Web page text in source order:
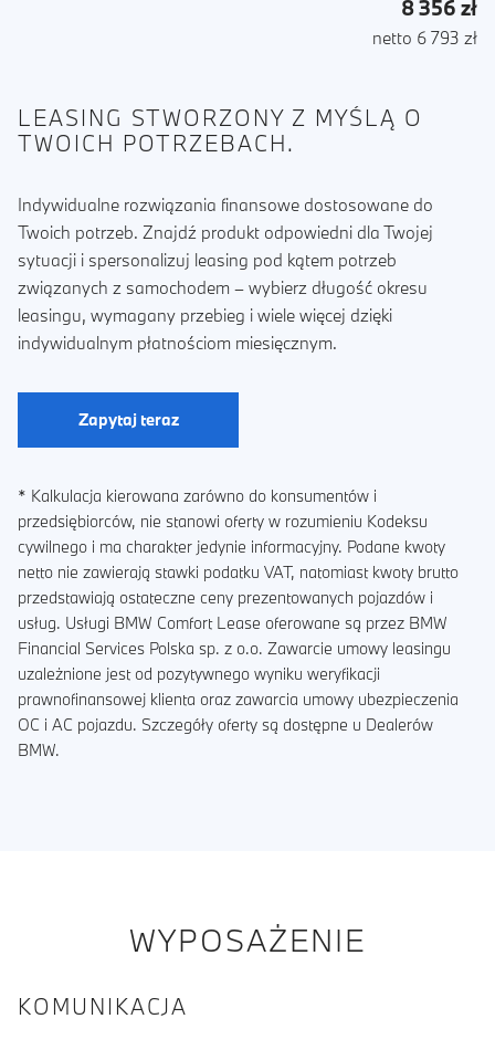
8 356 zł
netto 6 793 zł
LEASING STWORZONY Z MYŚLĄ O
TWOICH POTRZEBACH.
Indywidualne rozwiązania finansowe dostosowane do
Twoich potrzeb. Znajdź produkt odpowiedni dla Twojej
sytuacji i spersonalizuj leasing pod kątem potrzeb
związanych z samochodem – wybierz długość okresu
leasingu, wymagany przebieg i wiele więcej dzięki
indywidualnym płatnościom miesięcznym.
Zapytaj teraz
* Kalkulacja kierowana zarówno do konsumentów i
przedsiębiorców, nie stanowi oferty w rozumieniu Kodeksu
cywilnego i ma charakter jedynie informacyjny. Podane kwoty
netto nie zawierają stawki podatku VAT, natomiast kwoty brutto
przedstawiają ostateczne ceny prezentowanych pojazdów i
usług. Usługi BMW Comfort Lease oferowane są przez BMW
Financial Services Polska sp. z o.o. Zawarcie umowy leasingu
uzależnione jest od pozytywnego wyniku weryfikacji
prawnofinansowej klienta oraz zawarcia umowy ubezpieczenia
OC i AC pojazdu. Szczegóły oferty są dostępne u Dealerów
BMW.
WYPOSAŻENIE
KOMUNIKACJA